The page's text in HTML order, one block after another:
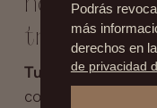
Tu médico te
como evitar
Podrás
más
derechos en la
de privacidad